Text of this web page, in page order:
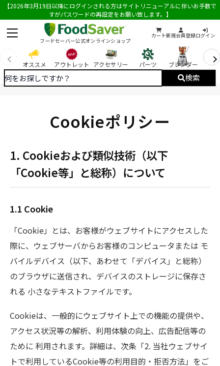
【2026年3月19日以降にログインされる方はサイトリニューアルに伴いお手数で
すがパスワードの再設定をお願い致します。】
フードセーバー公式オンラインショップ
カート新規会員登録ログイン
オススメ アウトレット アクセサリー パーツ ブレンダー
検索
Cookieポリシー
1. Cookieおよび類似技術（以下
「Cookie等」と総称）について
1.1 Cookie
「Cookie」とは、お客様がウェブサイトにアクセスした
際に、ウェブサーバからお客様のコンピュータまたは モ
バイルデバイス（以下、あわせて「デバイス」と総称）
のブラウザに送信され、デバイスのストレージに保存さ
れる 小さなテキストファイルです。
Cookieは、一般的にウェブサイト上での機能の提供や、
アクセス状況等の解析、利用体験の向上、広告配信等の
ために 利用されます。詳細は、次条「2. 当社ウェブサイ
トで利用しているCookie等の利用目的・拒否方法」をご